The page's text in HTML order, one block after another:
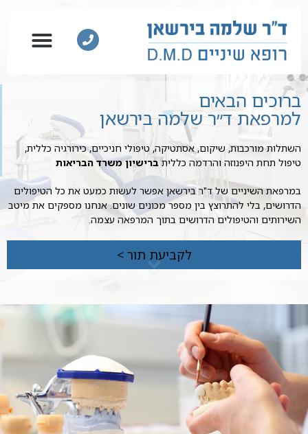
ברוכים הבאים
למרפאת ד״ר שלמה בירשאן
השתלות מורכבות, שיקום, אסתטיקה, טיפולי חניכיים, כירורגיה כללית,
טיפול תחת היפנוזה והרדמה כלליתברישיון משרד הבריאות
במרפאת השיניים של ד"ר בירשאן אפשר לעשות כמעט את כל הטיפולים
הדרושים, בלי להתרוצץ בין מספר מכונים שונים. אנחנו מספקים את מיטב
השירותים והטיפולים הדרושים בתוך המרפאה עצמה.
לקביעת תור >